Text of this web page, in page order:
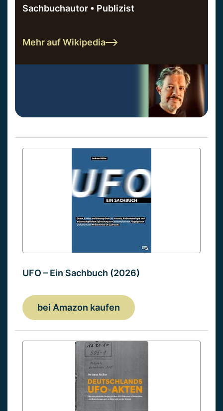
Sachbuchautor • Publizist
Mehr auf Wikipedia
UFO – Ein Sachbuch (2026)
bei Amazon kaufen